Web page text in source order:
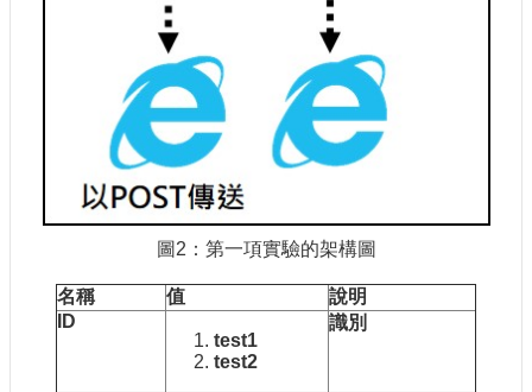
圖2：第一項實驗的架構圖
名稱 值
說明
ID
test1
test2
識別